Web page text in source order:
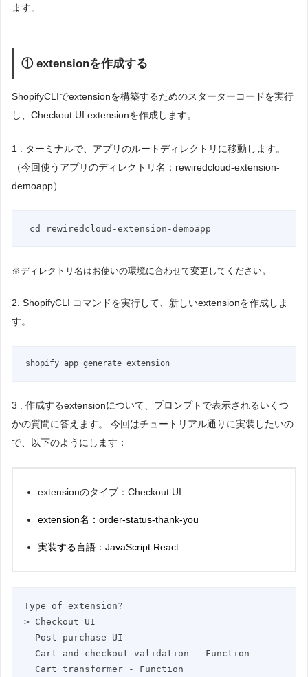
ます。
① extensionを作成する
ShopifyCLIでextensionを構築するためのスターターコードを実行
し、Checkout UI extensionを作成します。
1 . ターミナルで、アプリのルートディレクトリに移動します。
（今回使うアプリのディレクトリ名：rewiredcloud-extension-
demoapp）
cd rewiredcloud-extension-demoapp
※ディレクトリ名はお使いの環境に合わせて変更してください。
2. ShopifyCLI コマンドを実行して、新しいextensionを作成しま
す。
shopify app generate extension
3 . 作成するextensionについて、プロンプトで表示されるいくつ
かの質問に答えます。 今回はチュートリアル通りに実装したいの
で、以下のようにします：
extensionのタイプ：Checkout UI
extension名：order-status-thank-you
実装する言語：JavaScript React
Type of extension?
> Checkout UI